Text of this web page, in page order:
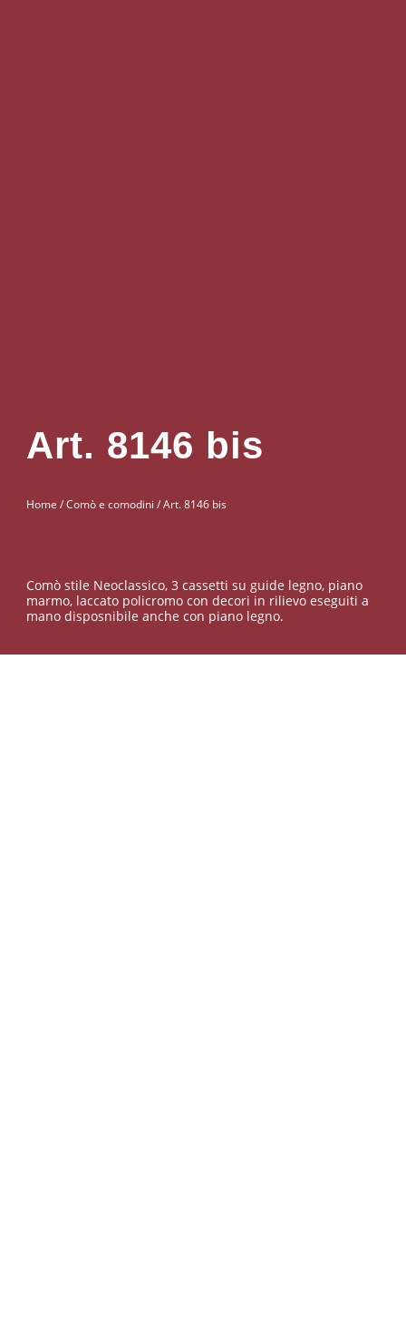
Art. 8146 bis
Home /Comò e comodini / Art. 8146 bis
Comò stile Neoclassico, 3 cassetti su guide legno, piano
marmo, laccato policromo con decori in rilievo eseguiti a
mano disposnibile anche con piano legno.